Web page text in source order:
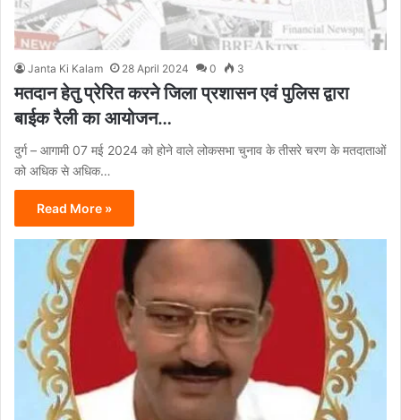
Janta Ki Kalam 28 April 2024 0 3
मतदान हेतु प्रेरित करने जिला प्रशासन एवं पुलिस द्वारा
बाईक रैली का आयोजन…
दुर्ग – आगामी 07 मई 2024 को होने वाले लोकसभा चुनाव के तीसरे चरण के मतदाताओं
को अधिक से अधिक…
Read More »